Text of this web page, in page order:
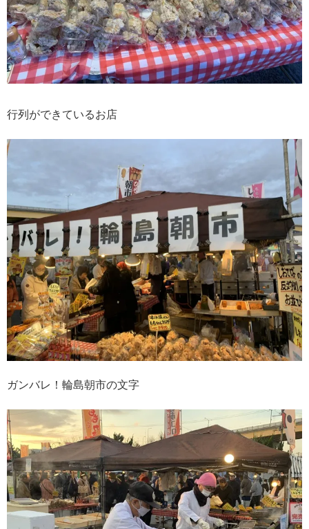
行列ができているお店
ガンバレ！輪島朝市の文字